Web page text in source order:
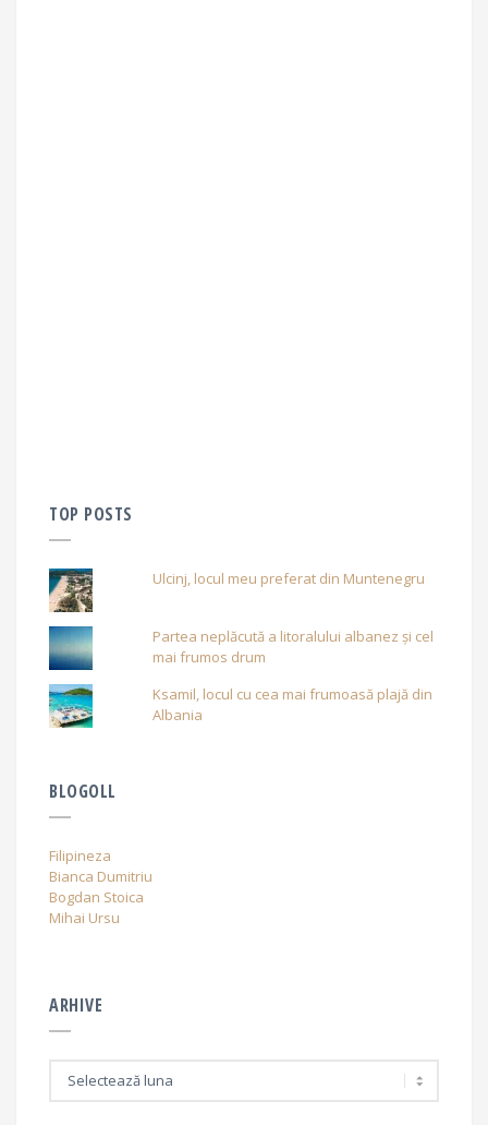
TOP POSTS
Ulcinj, locul meu preferat din Muntenegru
Partea neplăcută a litoralului albanez și cel
mai frumos drum
Ksamil, locul cu cea mai frumoasă plajă din
Albania
BLOGOLL
Filipineza
Bianca Dumitriu
Bogdan Stoica
Mihai Ursu
ARHIVE